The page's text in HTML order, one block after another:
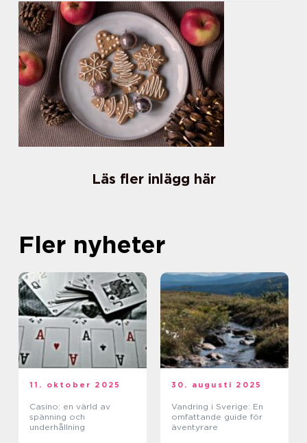
Läs fler inlägg här
Fler nyheter
11. oktober 2025
Casino: en värld av
spänning och
underhållning
30. augusti 2025
Vandring i Sverige: En
omfattande guide för
äventyrare